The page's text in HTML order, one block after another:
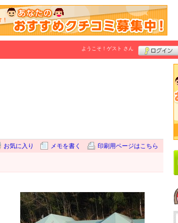
ようこそ！ ゲスト さん
お気に入り メモを書く 印刷用ページはこちら